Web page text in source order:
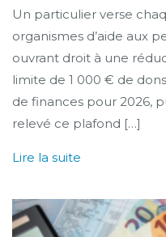
Un particulier verse
organismes d’aide aux
ouvrant droit à une
limite de 1 000 € de
de finances pour 2026,
relevé ce plafond […]
Lire la suite